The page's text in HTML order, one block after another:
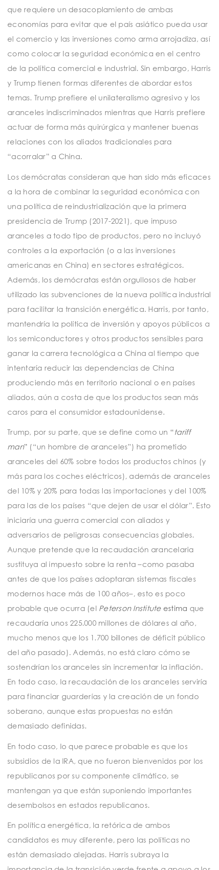
que requiere un desacoplamiento de ambas
economías para evitar que el país asiático pueda usar
el comercio y las inversiones como arma arrojadiza, así
como colocar la seguridad económica en el centro
de la política comercial e industrial. Sin embargo, Harris
y Trump tienen formas diferentes de abordar estos
temas. Trump prefiere el unilateralismo agresivo y los
aranceles indiscriminados mientras que Harris prefiere
actuar de forma más quirúrgica y mantener buenas
relaciones con los aliados tradicionales para
“acorralar” a China.
Los demócratas consideran que han sido más eficaces
a la hora de combinar la seguridad económica con
una política de reindustrialización que la primera
presidencia de Trump (2017-2021), que impuso
aranceles a todo tipo de productos, pero no incluyó
controles a la exportación (o a las inversiones
americanas en China) en sectores estratégicos.
Además, los demócratas están orgullosos de haber
utilizado las subvenciones de la nueva política industrial
para facilitar la transición energética. Harris, por tanto,
mantendría la política de inversión y apoyos públicos a
los semiconductores y otros productos sensibles para
ganar la carrera tecnológica a China al tiempo que
intentaría reducir las dependencias de China
produciendo más en territorio nacional o en países
aliados, aún a costa de que los productos sean más
caros para el consumidor estadounidense.
Trump, por su parte, que se define como un “ tariff
man” (“un hombre de aranceles”) ha prometido
aranceles del 60% sobre todos los productos chinos (y
más para los coches eléctricos), además de aranceles
del 10% y 20% para todas las importaciones y del 100%
para las de los países “que dejen de usar el dólar”. Esto
iniciaría una guerra comercial con aliados y
adversarios de peligrosas consecuencias globales.
Aunque pretende que la recaudación arancelaria
sustituya al impuesto sobre la renta –como pasaba
antes de que los países adoptaran sistemas fiscales
modernos hace más de 100 años–, esto es poco
probable que ocurra (el Peterson Institute estima que
recaudaría unos 225.000 millones de dólares al año,
mucho menos que los 1.700 billones de déficit público
del año pasado). Además, no está claro cómo se
sostendrían los aranceles sin incrementar la inflación.
En todo caso, la recaudación de los aranceles serviría
para financiar guarderías y la creación de un fondo
soberano, aunque estas propuestas no están
demasiado definidas.
En todo caso, lo que parece probable es que los
subsidios de la IRA, que no fueron bienvenidos por los
republicanos por su componente climático, se
mantengan ya que están suponiendo importantes
desembolsos en estados republicanos.
En política energética, la retórica de ambos
candidatos es muy diferente, pero las políticas no
están demasiado alejadas. Harris subraya la